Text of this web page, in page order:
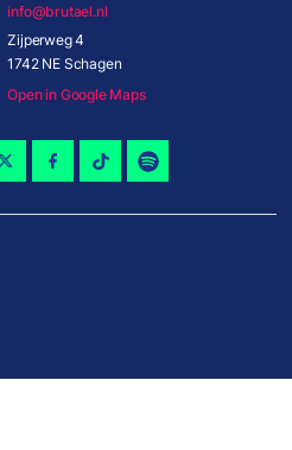
info@brutael.nl
Zijperweg 4
1742 NE Schagen
Open in Google Maps